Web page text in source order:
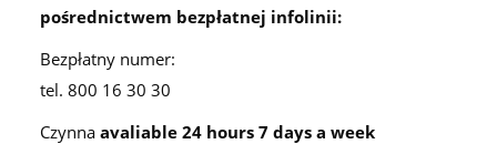
pośrednictwem bezpłatnej infolinii:
Bezpłatny numer:
tel. 800 16 30 30
Czynna avaliable 24 hours 7 days a week